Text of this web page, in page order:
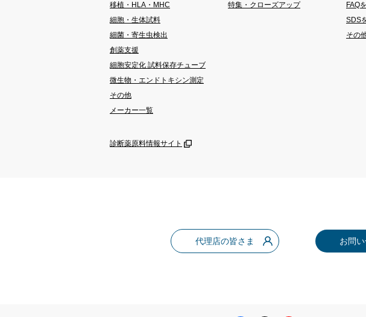
移植・HLA・MHC
細胞・生体試料
細菌・寄生虫検出
創薬支援
細胞安定化 試料保存チューブ
微生物・エンドトキシン測定
その他
メーカー一覧
診断薬原料情報サイト
特集・クローズアップ
FAQ
SDS
その
代理店の皆さま お問